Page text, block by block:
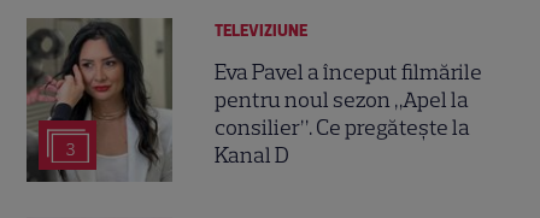
3
TELEVIZIUNE
Eva Pavel a început filmările
pentru noul sezon „Apel la
consilier”. Ce pregătește la
Kanal D